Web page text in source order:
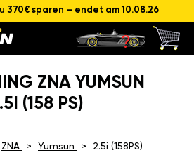
zu 370€ sparen – endet am 10.08.26
ZNA YUMSUN
(158 PS)
ZNA Yumsun 2.5i (158PS)